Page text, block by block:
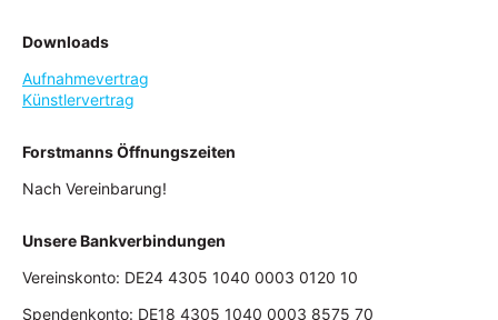
Downloads
Aufnahmevertrag
Künstlervertrag
Forstmanns Öffnungszeiten
Nach Vereinbarung!
Unsere Bankverbindungen
Vereinskonto: DE24 4305 1040 0003 0120 10
Spendenkonto: DE18 4305 1040 0003 8575 70